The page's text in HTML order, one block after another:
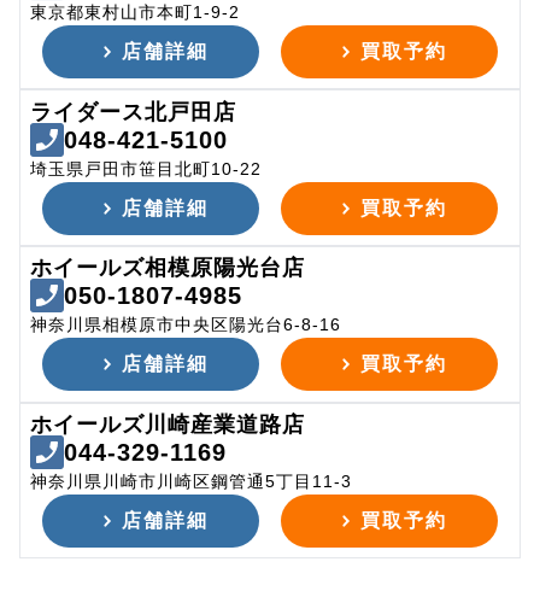
東京都東村山市本町1-9-2
店舗詳細 買取予約
ライダース北戸田店
048-421-5100
埼玉県戸田市笹目北町10-22
店舗詳細 買取予約
ホイールズ相模原陽光台店
050-1807-4985
神奈川県相模原市中央区陽光台6-8-16
店舗詳細 買取予約
ホイールズ川崎産業道路店
044-329-1169
神奈川県川崎市川崎区鋼管通5丁目11-3
店舗詳細 買取予約